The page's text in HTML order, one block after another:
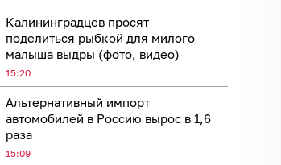
Калининградцев просят
поделиться рыбкой для милого
малыша выдры (фото, видео)
15:20
Альтернативный импорт
автомобилей в Россию вырос в 1,6
раза
15:09